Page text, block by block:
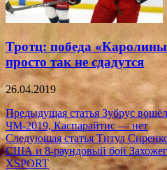
Тротц: победа
просто так не сдадутся
26.04.2019
Навигация
по
записям
Предыдущая статья Зубрус
ЧМ-2019, Каспарайтис — нет
Следующая статья Титул
США и 8-раундовый бой
XSPORT